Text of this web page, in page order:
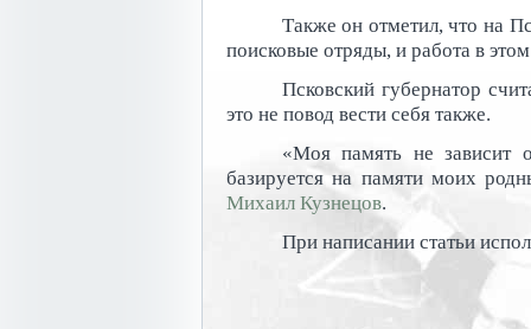
Также он отметил, что на
поисковые отряды, и работа в
Псковский губернатор
это не повод вести себя также.
«Моя память не зависит
базируется на памяти моих
Михаил Кузнецов.
При написании статьи